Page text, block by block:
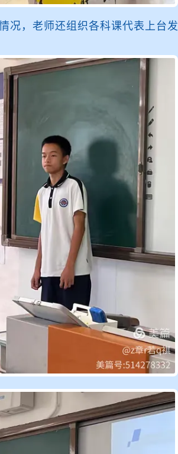
况，老师还组织各科课代表上台发